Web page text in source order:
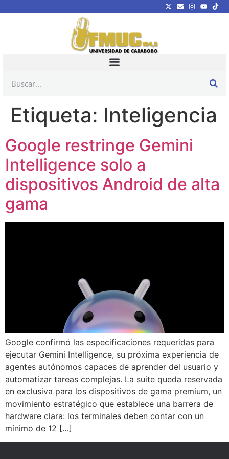
Etiqueta: Inteligencia
Google restringe Gemini
Intelligence solo a
dispositivos Android de alta
gama
Google confirmó las especificaciones requeridas para
ejecutar Gemini Intelligence, su próxima experiencia de
agentes autónomos capaces de aprender del usuario y
automatizar tareas complejas. La suite queda reservada
en exclusiva para los dispositivos de gama premium, un
movimiento estratégico que establece una barrera de
hardware clara: los terminales deben contar con un
mínimo de 12 […]